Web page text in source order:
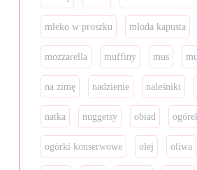
mleko w proszku młoda kapusta
mozzarella muffiny mus
na zimę nadzienie naleśniki
natka nuggetsy obiad
ogórki konserwowe olej oliwa